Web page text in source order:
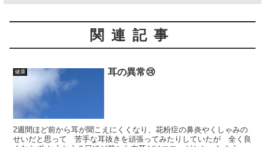
関連記事
健康 耳の異常😢
2週間ほど前から耳が聞こえにくくなり、花粉症の鼻炎やくしゃみの
せいだと思って 苦手な耳抜きを頑張ってみたりしていたが 全く良